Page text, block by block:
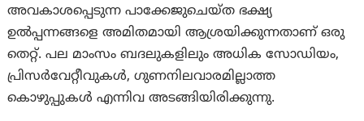
അവകാശപ്പെടുന്ന പാക്കേജുചെയ്ത ഭക്ഷ്യ
ഉൽപ്പന്നങ്ങളെ അമിതമായി ആശ്രയിക്കുന്നതാണ് ഒരു
തെറ്റ്. പല മാംസം ബദലുകളിലും അധിക സോഡിയം,
പ്രിസർവേറ്റീവുകൾ, ഗുണനിലവാരമില്ലാത്ത
കൊഴുപ്പുകൾ എന്നിവ അടങ്ങിയിരിക്കുന്നു.